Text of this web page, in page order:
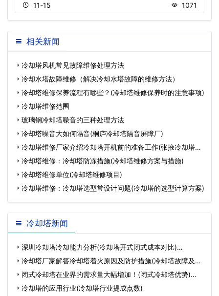
11-15 1071
相关新闻
冷却塔风机常见故障维修处理方法
冷却水塔故障维修（解决冷却水塔故障的维修方法）
冷却塔维修保养流程有哪些？(冷却塔维修保养时的注意事项)
冷却塔维修范围
玻璃钢冷却塔噪音的三种处理方法
冷却塔噪音大如何隔音(桐庐冷却塔隔音屏障厂)
冷却塔维修厂家介绍冷却塔开机前的准备工作(张掖冷却塔维
修 冷却塔维修：冷却塔防冻措施(冷却塔维修方案与措施)
冷却塔维修单位(冷却塔维修项目)
冷却塔维修：冷却塔选型常设计问题(冷却塔的选型计算方案)
冷却塔新闻
深圳冷却塔冷却能力分析(冷却塔开式闭式成本对比)…
冷却塔厂家解答冷却塔着火原因及防护措施(冷却塔故障及处
理…闭式冷却塔在业界的需求量大幅增加！(闭式冷却塔优势)…
冷却塔的应用行业(冷却塔行业提成点数)